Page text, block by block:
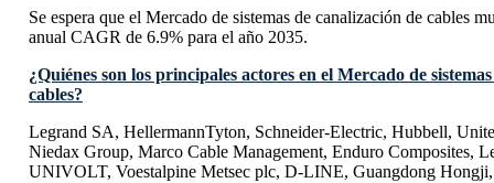
Se espera que el Mercado de sistemas de canalización de cables
anual CAGR de 6.9% para el año 2035.
¿Quiénes son los principales actores en el Mercado de
cables?
Legrand SA, HellermannTyton, Schneider-Electric, Hubbell,
Niedax Group, Marco Cable Management, Enduro Composites,
UNIVOLT, Voestalpine Metsec plc, D-LINE, Guangdong